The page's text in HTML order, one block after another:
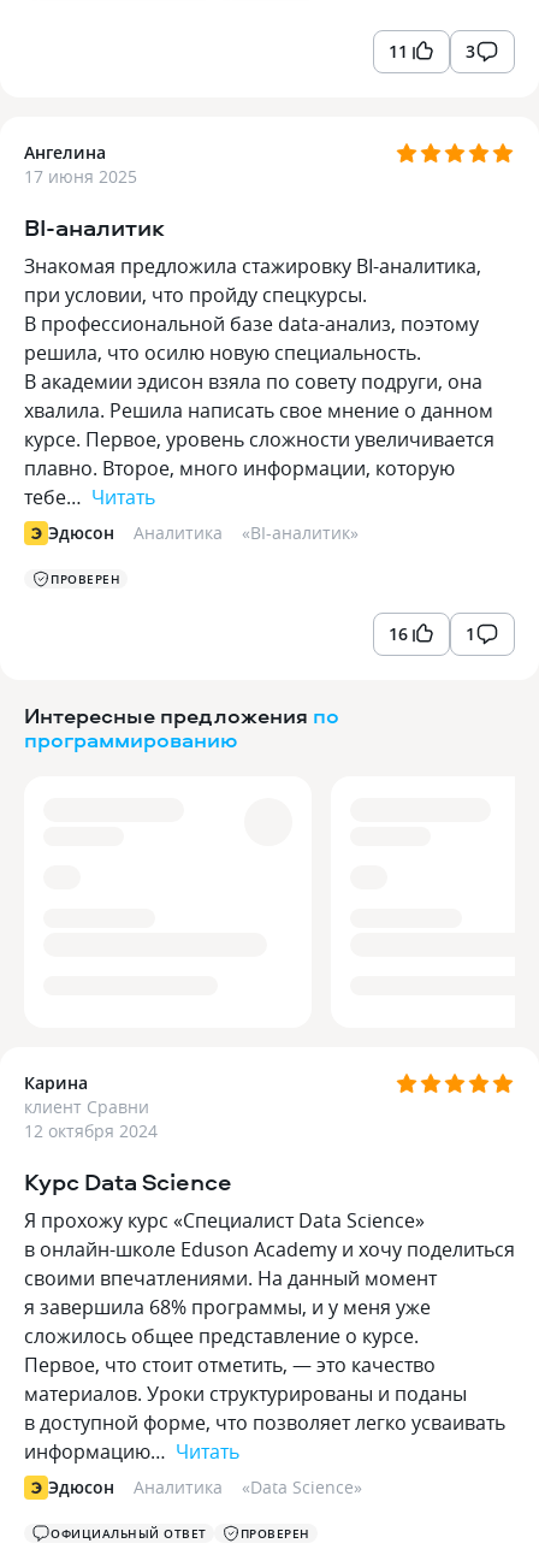
11 3
Ангелина
17 июня 2025
BI-аналитик
Знакомая предложила стажировку BI-аналитика,
при условии, что пройду спецкурсы.
В профессиональной базе data-анализ, поэтому
решила, что осилю новую специальность.
В академии эдисон взяла по совету подруги, она
хвалила. Решила написать свое мнение о данном
курсе. Первое, уровень сложности увеличивается
плавно. Второе, много информации, которую
тебе… Читать
Эдюсон Аналитика «BI-аналитик»
ПРОВЕРЕН
16 1
Интересные предложения по
программированию
Карина
клиент Сравни
12 октября 2024
Курс Data Science
Я прохожу курс «Специалист Data Science»
в онлайн-школе Eduson Academy и хочу поделиться
своими впечатлениями. На данный момент
я завершила 68% программы, и у меня уже
сложилось общее представление о курсе.
Первое, что стоит отметить, — это качество
материалов. Уроки структурированы и поданы
в доступной форме, что позволяет легко усваивать
информацию… Читать
Эдюсон Аналитика «Data Science»
ОФИЦИАЛЬНЫЙ ОТВЕТ ПРОВЕРЕН